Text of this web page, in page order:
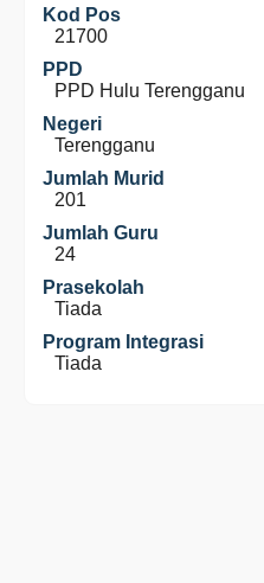
Kod Pos
21700
PPD
PPD Hulu Terengganu
Negeri
Terengganu
Jumlah Murid
201
Jumlah Guru
24
Prasekolah
Tiada
Program Integrasi
Tiada